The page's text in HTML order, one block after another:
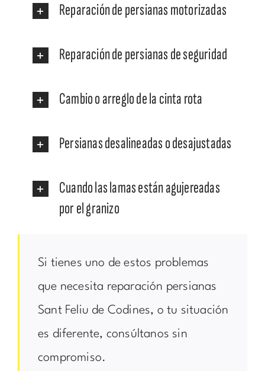
Reparación de persianas motorizadas
Reparación de persianas de seguridad
Cambio o arreglo de la cinta rota
Persianas desalineadas o desajustadas
Cuando las lamas están agujereadas
por el granizo
Si tienes uno de estos problemas
que necesita reparación persianas
Sant Feliu de Codines, o tu situación
es diferente, consúltanos sin
compromiso.